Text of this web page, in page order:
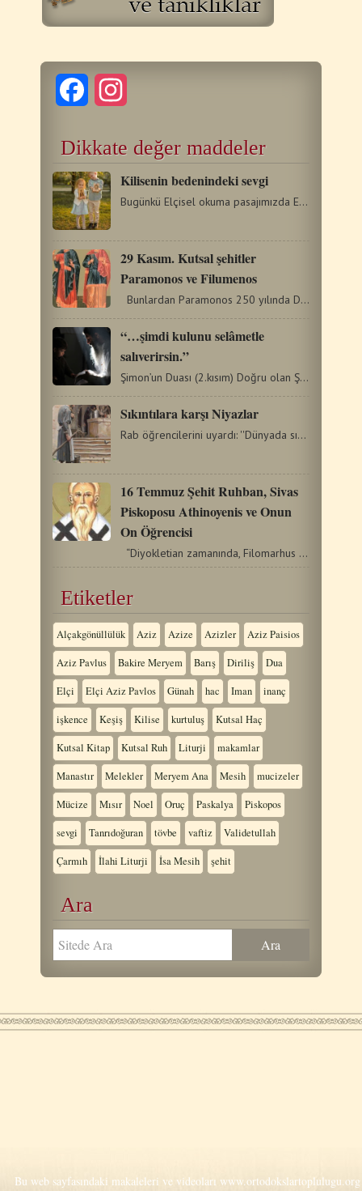
Facebook
Dikkate değer maddeler
Kilisenin bedenindeki sevgi
Bugünkü Elçisel okuma pasajımızda Elçi Pavlus, Mesih’in…
29 Kasım. Kutsal şehitler
Paramonos ve Filumenos
Bunlardan Paramonos 250 yılında Dekyus yönetiminde…
“…şimdi kulunu selâmetle
salıverirsin.”
Şimon’un Duası (2.kısım) Doğru olan Şimon, Kutsal Bebeği…
Sıkıntılara karşı Niyazlar
Rab öğrencilerini uyardı: ''Dünyada sıkıntınız olacak.…
16 Temmuz Şehit Ruhban, Sivas
Piskoposu Athinoyenis ve Onun
On Öğrencisi
“Diyokletian zamanında, Filomarhus adındaki Hıristiyanların…
Etiketler
Alçakgönüllülük Aziz Azize Azizler Aziz Paisios
Aziz Pavlus Bakire Meryem Barış Diriliş Dua
Elçi Elçi Aziz Pavlos Günah hac Iman inanç
işkence Keşiş Kilise kurtuluş Kutsal Haç
Kutsal Kitap Kutsal Ruh Liturji makamlar
Manastır Melekler Meryem Ana Mesih mucizeler
Mücize Mısır Noel Oruç Paskalya Piskopos
sevgi Tanrıdoğuran tövbe vaftiz Validetullah
Çarmıh İlahi Liturji İsa Mesih şehit
Ara
Bu web sayfasındaki makaleleri ve videoları www.ortodokslartoplulugu.org